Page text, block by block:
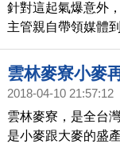
針對這起氣爆意外
主管親自帶領媒體
及可能起火的原因
導，消除社會大眾
雲林麥寮小麥
2018-04-10 21:57:12
雲林麥寮，是全台
是小麥跟大麥的盛